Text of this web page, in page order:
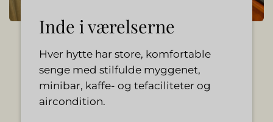
Inde i værelserne
Hver hytte har store, komfortable
senge med stilfulde myggenet,
minibar, kaffe- og tefaciliteter og
aircondition.